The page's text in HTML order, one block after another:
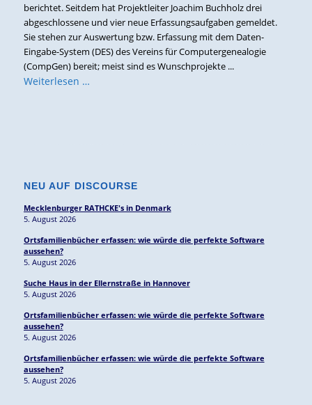
berichtet. Seitdem hat Projektleiter Joachim Buchholz drei
abgeschlossene und vier neue Erfassungsaufgaben gemeldet.
Sie stehen zur Auswertung bzw. Erfassung mit dem Daten-
Eingabe-System (DES) des Vereins für Computergenealogie
(CompGen) bereit; meist sind es Wunschprojekte ...
Weiterlesen …
NEU AUF DISCOURSE
Mecklenburger RATHCKE's in Denmark
5. August 2026
Ortsfamilienbücher erfassen: wie würde die perfekte Software
aussehen?
5. August 2026
Suche Haus in der Ellernstraße in Hannover
5. August 2026
Ortsfamilienbücher erfassen: wie würde die perfekte Software
aussehen?
5. August 2026
Ortsfamilienbücher erfassen: wie würde die perfekte Software
aussehen?
5. August 2026